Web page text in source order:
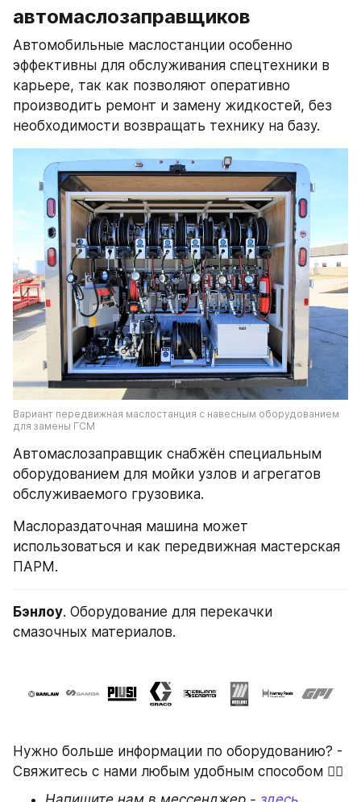
автомаслозаправщиков
Автомобильные маслостанции особенно
эффективны для обслуживания спецтехники в
карьере, так как позволяют оперативно
производить ремонт и замену жидкостей, без
необходимости возвращать технику на базу.
Вариант передвижная маслостанция с навесным оборудованием
для замены ГСМ
Автомаслозаправщик снабжён специальным
оборудованием для мойки узлов и агрегатов
обслуживаемого грузовика.
Маслораздаточная машина может
использоваться и как передвижная мастерская
ПАРМ.
Бэнлоу. Оборудование для перекачки
смазочных материалов.
Нужно больше информации по оборудованию? -
Свяжитесь с нами любым удобным способом 👇🏻